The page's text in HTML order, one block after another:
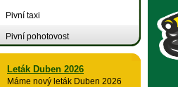
Pivní taxi
Pivní pohotovost
Leták Duben 2026
Máme nový leták Duben 2026